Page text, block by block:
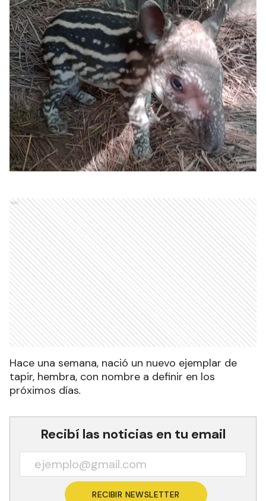
Ads
Hace una semana, nació un nuevo ejemplar de
tapir, hembra, con nombre a definir en los
próximos días.
Recibí las noticias en tu email
RECIBIR NEWSLETTER